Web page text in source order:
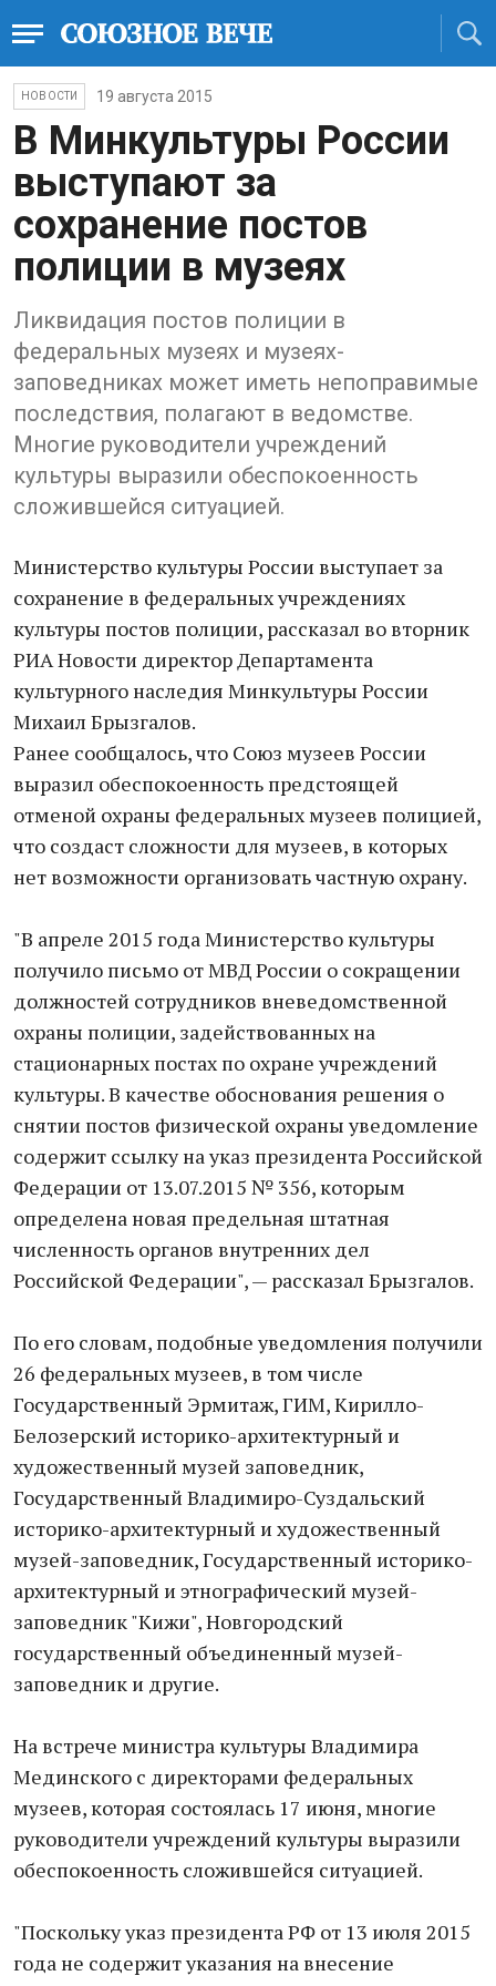
НОВОСТИ 19 августа 2015
В Минкультуры России
выступают за
сохранение постов
полиции в музеях
Ликвидация постов полиции в
федеральных музеях и музеях-
заповедниках может иметь непоправимые
последствия, полагают в ведомстве.
Многие руководители учреждений
культуры выразили обеспокоенность
сложившейся ситуацией.
Министерство культуры России выступает за
сохранение в федеральных учреждениях
культуры постов полиции, рассказал во вторник
РИА Новости директор Департамента
культурного наследия Минкультуры России
Михаил Брызгалов.
Ранее сообщалось, что Союз музеев России
выразил обеспокоенность предстоящей
отменой охраны федеральных музеев полицией,
что создаст сложности для музеев, в которых
нет возможности организовать частную охрану.
"В апреле 2015 года Министерство культуры
получило письмо от МВД России о сокращении
должностей сотрудников вневедомственной
охраны полиции, задействованных на
стационарных постах по охране учреждений
культуры. В качестве обоснования решения о
снятии постов физической охраны уведомление
содержит ссылку на указ президента Российской
Федерации от 13.07.2015 № 356, которым
определена новая предельная штатная
численность органов внутренних дел
Российской Федерации", — рассказал Брызгалов.
По его словам, подобные уведомления получили
26 федеральных музеев, в том числе
Государственный Эрмитаж, ГИМ, Кирилло-
Белозерский историко-архитектурный и
художественный музей заповедник,
Государственный Владимиро-Суздальский
историко-архитектурный и художественный
музей-заповедник, Государственный историко-
архитектурный и этнографический музей-
заповедник "Кижи", Новгородский
государственный объединенный музей-
заповедник и другие.
На встрече министра культуры Владимира
Мединского с директорами федеральных
музеев, которая состоялась 17 июня, многие
руководители учреждений культуры выразили
обеспокоенность сложившейся ситуацией.
"Поскольку указ президента РФ от 13 июля 2015
года не содержит указания на внесение